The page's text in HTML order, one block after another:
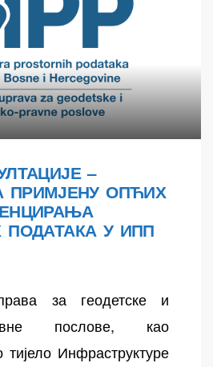
–
ПРИМЈЕНУ ОПЋИХ
ПОДАТАКА У ИПП
за геодетске и
послове, као
тијело Инфраструктуре